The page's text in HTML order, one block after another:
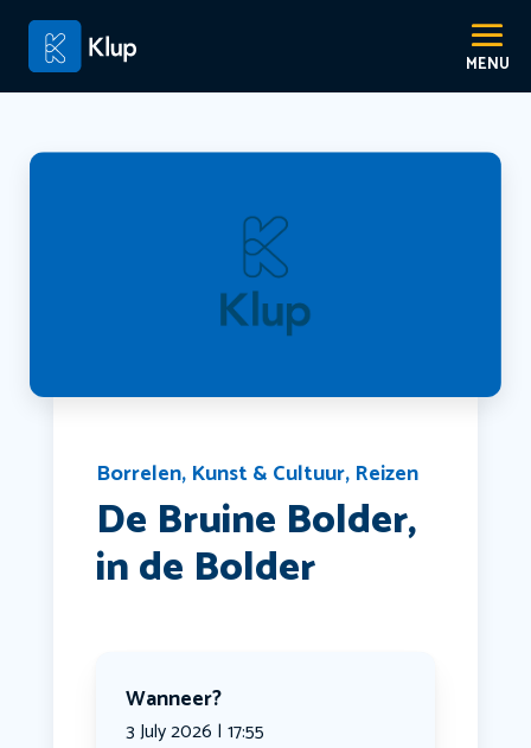
Borrelen, Kunst & Cultuur, Reizen
De Bruine Bolder,
in de Bolder
Wanneer?
3 July 2026 | 17:55